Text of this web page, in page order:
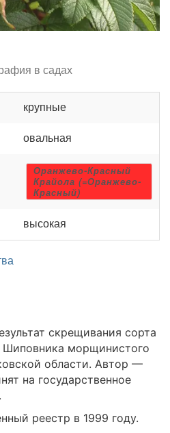
в садах
крупные
овальная
Оранжево-Красный
Крайола (=Оранжево-
Красный)
высокая
скрещивания сорта
морщинистого
области. Автор —
на государственное
реестр в 1999 году.